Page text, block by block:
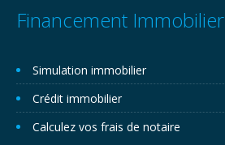
Financement Immobilier
Simulation immobilier
Crédit immobilier
Calculez vos frais de notaire